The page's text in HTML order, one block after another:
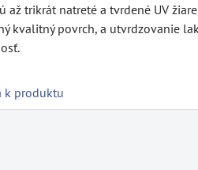
trikrát natreté a tvrdené UV
kvalitný povrch, a utvrdzovanie
k produktu